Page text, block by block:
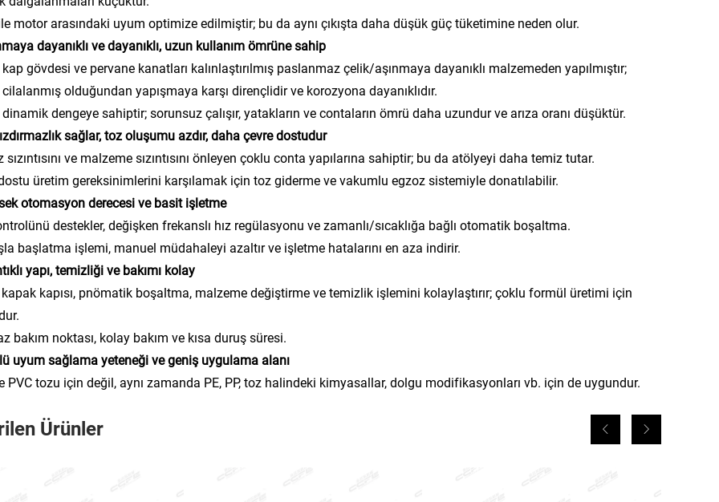
motor arasındaki uyum optimize edilmiştir; bu da aynı çıkışta daha düşük güç tüketimine neden olur.
dayanıklı ve dayanıklı, uzun kullanım ömrüne sahip
kap gövdesi ve pervane kanatları kalınlaştırılmış paslanmaz çelik/aşınmaya dayanıklı malzemeden yapılmıştır;
olduğundan yapışmaya karşı dirençlidir ve korozyona dayanıklıdır.
dengeye sahiptir; sorunsuz çalışır, yatakların ve contaların ömrü daha uzundur ve arıza oranı düşüktür.
sağlar, toz oluşumu azdır, daha çevre dostudur
sızıntısını ve malzeme sızıntısını önleyen çoklu conta yapılarına sahiptir; bu da atölyeyi daha temiz tutar.
üretim gereksinimlerini karşılamak için toz giderme ve vakumlu egzoz sistemiyle donatılabilir.
otomasyon derecesi ve basit işletme
destekler, değişken frekanslı hız regülasyonu ve zamanlı/sıcaklığa bağlı otomatik boşaltma.
başlatma işlemi, manuel müdahaleyi azaltır ve işletme hatalarını en aza indirir.
yapı, temizliği ve bakımı kolay
kapısı, pnömatik boşaltma, malzeme değiştirme ve temizlik işlemini kolaylaştırır; çoklu formül üretimi için
bakım noktası, kolay bakım ve kısa duruş süresi.
uyum sağlama yeteneği ve geniş uygulama alanı
PVC tozu için değil, aynı zamanda PE, PP, toz halindeki kimyasallar, dolgu modifikasyonları vb. için de uygundur.
Ürünler